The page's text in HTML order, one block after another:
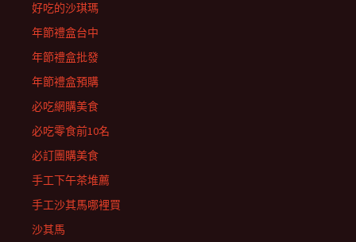
好吃的沙琪瑪
年節禮盒台中
年節禮盒批發
年節禮盒預購
必吃網購美食
必吃零食前10名
必訂團購美食
手工下午茶堆薦
手工沙其馬哪裡買
沙其馬